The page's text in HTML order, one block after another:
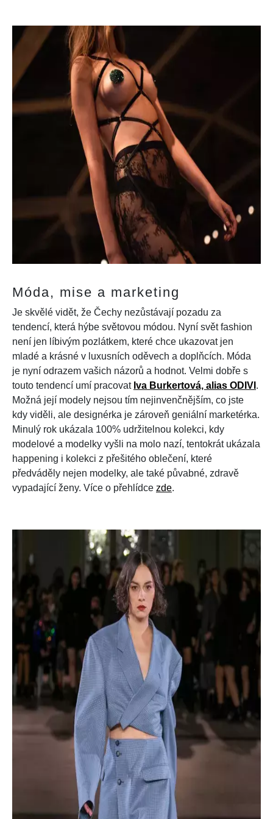
Móda, mise a marketing
Je skvělé vidět, že Čechy nezůstávají pozadu za
tendencí, která hýbe světovou módou. Nyní svět fashion
není jen líbivým pozlátkem, které chce ukazovat jen
mladé a krásné v luxusních oděvech a doplňcích. Móda
je nyní odrazem vašich názorů a hodnot. Velmi dobře s
touto tendencí umí pracovat Iva Burkertová, alias ODIVI .
Možná její modely nejsou tím nejinvenčnějším, co jste
kdy viděli, ale designérka je zároveň geniální marketérka.
Minulý rok ukázala 100% udržitelnou kolekci, kdy
modelové a modelky vyšli na molo nazí, tentokrát ukázala
happening i kolekci z přešitého oblečení, které
předváděly nejen modelky, ale také půvabné, zdravě
vypadající ženy. Více o přehlídce zde.